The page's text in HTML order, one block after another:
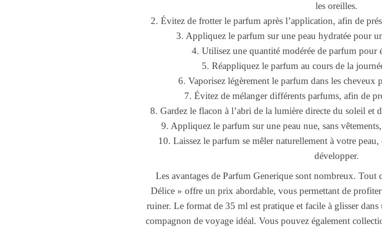
les oreilles.
2. Évitez de frotter le parfum après l’application, afin de
3. Appliquez le parfum sur une peau hydratée pour
4. Utilisez une quantité modérée de parfum pour
5. Réappliquez le parfum au cours de la
6. Vaporisez légèrement le parfum dans les
7. Évitez de mélanger différents parfums, afin de
8. Gardez le flacon à l’abri de la lumière directe du soleil et
9. Appliquez le parfum sur une peau nue, sans
10. Laissez le parfum se mêler naturellement à votre
développer.
Les avantages de Parfum Generique sont nombreux.
Délice » offre un prix abordable, vous permettant de
ruiner. Le format de 35 ml est pratique et facile à glisser
compagnon de voyage idéal. Vous pouvez également